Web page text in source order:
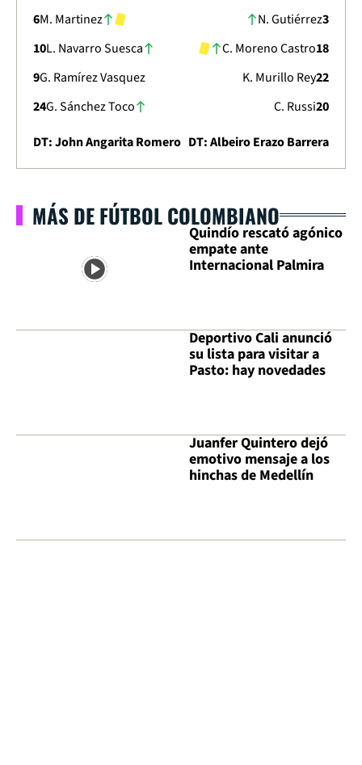
6M. Martinez
10L. Navarro Suesca
9G. Ramírez Vasquez
24G. Sánchez Toco
3
N. Gutiérrez
18
C. Moreno Castro
22
K. Murillo Rey
20
C. Russi
DT: John Angarita Romero DT: Albeiro Erazo Barrera
MÁS DE FÚTBOL COLOMBIANO
Quindío rescató agónico
empate ante
Internacional Palmira
Deportivo Cali anunció
su lista para visitar a
Pasto: hay novedades
Juanfer Quintero dejó
emotivo mensaje a los
hinchas de Medellín